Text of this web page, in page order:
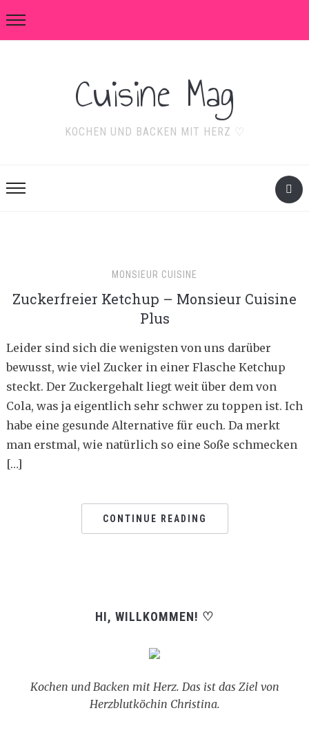
Cuisine Mag
KOCHEN UND BACKEN MIT HERZ ♡
MONSIEUR CUISINE
Zuckerfreier Ketchup – Monsieur Cuisine
Plus
Leider sind sich die wenigsten von uns darüber
bewusst, wie viel Zucker in einer Flasche Ketchup
steckt. Der Zuckergehalt liegt weit über dem von
Cola, was ja eigentlich sehr schwer zu toppen ist. Ich
habe eine gesunde Alternative für euch. Da merkt
man erstmal, wie natürlich so eine Soße schmecken
[…]
CONTINUE READING
HI, WILLKOMMEN! ♡
Kochen und Backen mit Herz. Das ist das Ziel von
Herzblutköchin Christina.